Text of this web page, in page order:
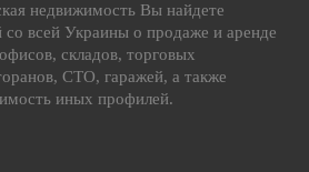
недвижимость Вы найдете
со всей Украины о продаже и аренде
складов, торговых
СТО, гаражей, а также
иных профилей.